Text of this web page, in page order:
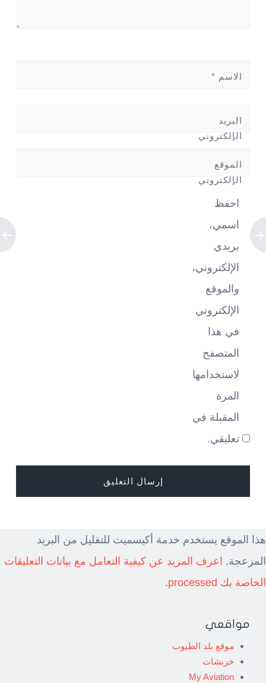
الاسم *
البريد
الإلكتروني
*
الموقع
الإلكتروني
احفظ
اسمي،
بريدي
الإلكتروني،
والموقع
الإلكتروني
في هذا
المتصفح
لاستخدامها
المرة
المقبلة في
تعليقي.
هذا الموقع يستخدم خدمة أكيسميت للتقليل من البريد
المزعجة.
اعرف المزيد عن كيفية التعامل مع بيانات التعليقات
الخاصة بك processed
.
مواقعي
موقع بلد الطيوب
خربشات
My Aviation